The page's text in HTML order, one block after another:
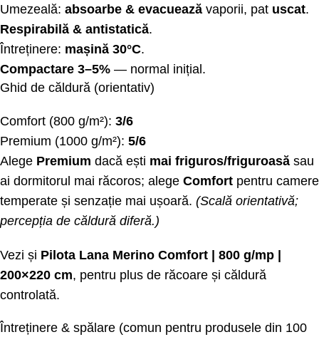
Umezeală: absoarbe & evacuează vaporii, pat uscat.
Respirabilă & antistatică.
Întreținere: mașină 30°C.
Compactare 3–5% — normal inițial.
Ghid de căldură (orientativ)
Comfort (800 g/m²): 3/6
Premium (1000 g/m²): 5/6
Alege Premium dacă ești mai friguros/friguroasă sau
ai dormitorul mai răcoros; alege Comfort pentru camere
temperate și senzație mai ușoară. (Scală orientativă;
percepția de căldură diferă.)
Vezi și Pilota Lana Merino Comfort | 800 g/mp |
200×220 cm, pentru plus de răcoare și căldură
controlată.
Întreținere & spălare (comun pentru produsele din 100